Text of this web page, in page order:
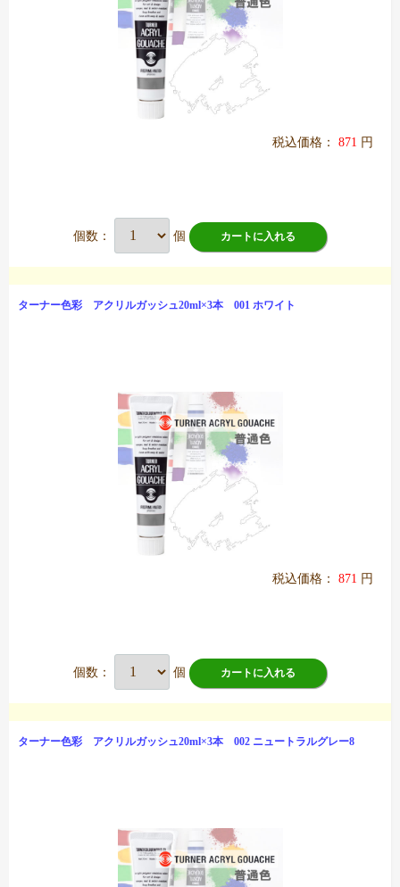
税込価格： 871 円
個数： 個 カートに入れる
ターナー色彩 アクリルガッシュ20ml×3本 001 ホワイト
税込価格： 871 円
個数： 個 カートに入れる
ターナー色彩 アクリルガッシュ20ml×3本 002 ニュートラルグレー8